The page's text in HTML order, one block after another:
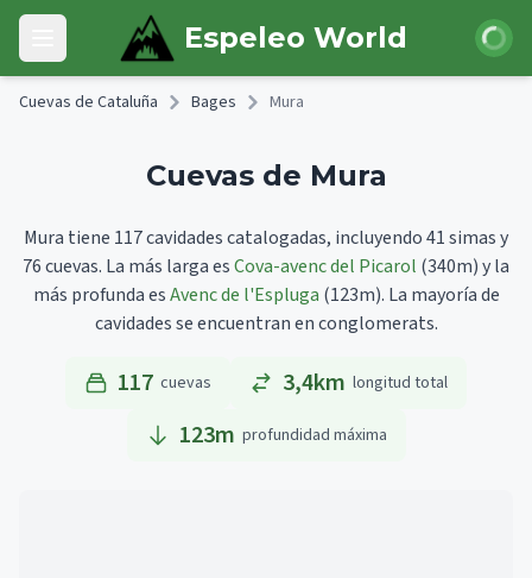
Skip to main content
Open main menu Espeleo World Iniciar
Cuevas de Cataluña Bages Mura
Cuevas de Mura
Mura tiene 117 cavidades catalogadas, incluyendo 41 simas y
76 cuevas. La más larga esCova-avenc del Picarol (340m)y la
más profunda esAvenc de l'Espluga (123m). La mayoría de
cavidades se encuentran en conglomerats.
117 cuevas 3,4km longitud total
123m profundidad máxima